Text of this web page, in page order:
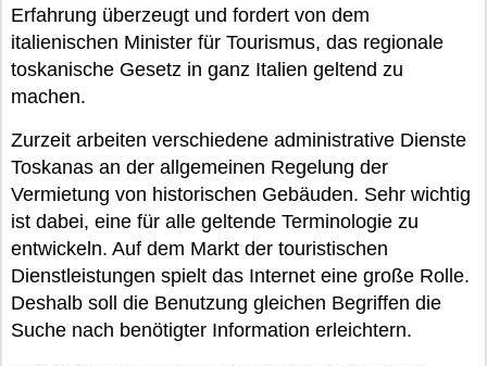
Erfahrung überzeugt und fordert von dem
italienischen Minister für Tourismus, das regionale
toskanische Gesetz in ganz Italien geltend zu
machen.
Zurzeit arbeiten verschiedene administrative Dienste
Toskanas an der allgemeinen Regelung der
Vermietung von historischen Gebäuden. Sehr wichtig
ist dabei, eine für alle geltende Terminologie zu
entwickeln. Auf dem Markt der touristischen
Dienstleistungen spielt das Internet eine große Rolle.
Deshalb soll die Benutzung gleichen Begriffen die
Suche nach benötigter Information erleichtern.